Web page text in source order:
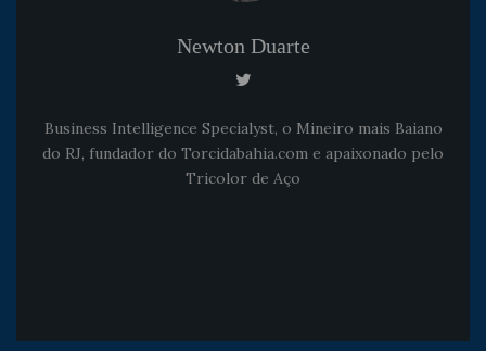
Newton Duarte
Business Intelligence Specialyst, o Mineiro mais Baiano
do RJ, fundador do Torcidabahia.com e apaixonado pelo
Tricolor de Aço